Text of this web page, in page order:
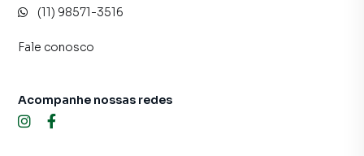
(11) 98571-3516
Fale conosco
Acompanhe nossas redes